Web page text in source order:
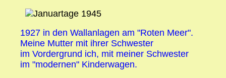
1927 in den Wallanlagen am "Roten Meer".
Meine Mutter mit ihrer Schwester
im Vordergrund ich, mit meiner Schwester
im "modernen" Kinderwagen.